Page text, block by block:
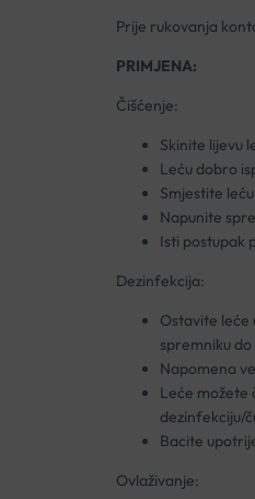
Prije rukovanja
PRIMJENA:
Čišćenje:
Skinite lijevu
Leću dobro
Smjestite
Napunite
Isti postupak
Dezinfekcija:
Ostavite leće
spremniku
Napomena
Leće možete
dezinfekciju/
Bacite
Ovlaživanje: